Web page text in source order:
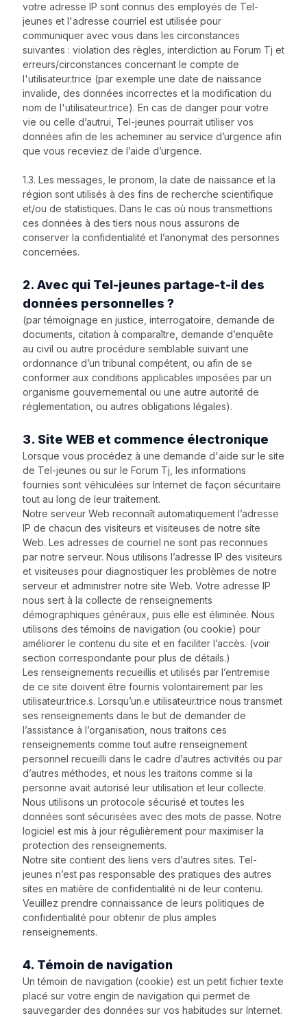
votre adresse IP sont connus des employés de Tel-
jeunes et l'adresse courriel est utilisée pour
communiquer avec vous dans les circonstances
suivantes : violation des règles, interdiction au Forum Tj et
erreurs/circonstances concernant le compte de
l'utilisateur.trice (par exemple une date de naissance
invalide, des données incorrectes et la modification du
nom de l'utilisateur.trice). En cas de danger pour votre
vie ou celle d’autrui, Tel-jeunes pourrait utiliser vos
données afin de les acheminer au service d’urgence afin
que vous receviez de l’aide d’urgence.
1.3. Les messages, le pronom, la date de naissance et la
région sont utilisés à des fins de recherche scientifique
et/ou de statistiques. Dans le cas où nous transmettions
ces données à des tiers nous nous assurons de
conserver la confidentialité et l’anonymat des personnes
concernées.
2. Avec qui Tel-jeunes partage-t-il des
données personnelles ?
(par témoignage en justice, interrogatoire, demande de
documents, citation à comparaître, demande d’enquête
au civil ou autre procédure semblable suivant une
ordonnance d’un tribunal compétent, ou afin de se
conformer aux conditions applicables imposées par un
organisme gouvernemental ou une autre autorité de
réglementation, ou autres obligations légales).
3. Site WEB et commence électronique
Lorsque vous procédez à une demande d'aide sur le site
de Tel-jeunes ou sur le Forum Tj, les informations
fournies sont véhiculées sur Internet de façon sécuritaire
tout au long de leur traitement.
Notre serveur Web reconnaît automatiquement l’adresse
IP de chacun des visiteurs et visiteuses de notre site
Web. Les adresses de courriel ne sont pas reconnues
par notre serveur. Nous utilisons l’adresse IP des visiteurs
et visiteuses pour diagnostiquer les problèmes de notre
serveur et administrer notre site Web. Votre adresse IP
nous sert à la collecte de renseignements
démographiques généraux, puis elle est éliminée. Nous
utilisons des témoins de navigation (ou cookie) pour
améliorer le contenu du site et en faciliter l’accès. (voir
section correspondante pour plus de détails.)
Les renseignements recueillis et utilisés par l’entremise
de ce site doivent être fournis volontairement par les
utilisateur.trice.s. Lorsqu’un.e utilisateur.trice nous transmet
ses renseignements dans le but de demander de
l’assistance à l’organisation, nous traitons ces
renseignements comme tout autre renseignement
personnel recueilli dans le cadre d’autres activités ou par
d’autres méthodes, et nous les traitons comme si la
personne avait autorisé leur utilisation et leur collecte.
Nous utilisons un protocole sécurisé et toutes les
données sont sécurisées avec des mots de passe. Notre
logiciel est mis à jour régulièrement pour maximiser la
protection des renseignements.
Notre site contient des liens vers d’autres sites. Tel-
jeunes n’est pas responsable des pratiques des autres
sites en matière de confidentialité ni de leur contenu.
Veuillez prendre connaissance de leurs politiques de
confidentialité pour obtenir de plus amples
renseignements.
4. Témoin de navigation
Un témoin de navigation (cookie) est un petit fichier texte
placé sur votre engin de navigation qui permet de
sauvegarder des données sur vos habitudes sur Internet.